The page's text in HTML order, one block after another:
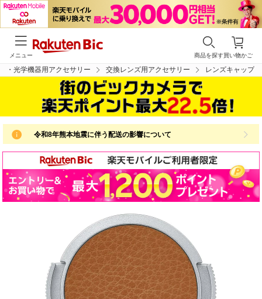
買い物かご
商品を探す
メニュー
・光学機器用アクセサリー 交換レンズ用アクセサリー レンズキャップ
令和8年熊本地震に伴う配送の影響について